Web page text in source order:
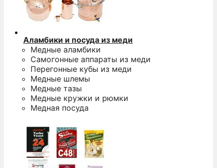
Аламбики и посуда из меди
Медные аламбики
Самогонные аппараты из меди
Перегонные кубы из меди
Медные шлемы
Медные тазы
Медные кружки и рюмки
Медная посуда